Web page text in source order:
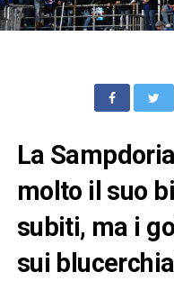
La
molto il suo
subiti, ma i
sui